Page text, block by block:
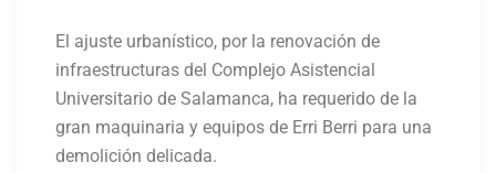
El ajuste urbanístico, por la renovación de
infraestructuras del Complejo Asistencial
Universitario de Salamanca, ha requerido de la
gran maquinaria y equipos de Erri Berri para una
demolición delicada.